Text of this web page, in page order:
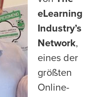
eLearning
Industry’s
Network,
eines der
größten
Online-